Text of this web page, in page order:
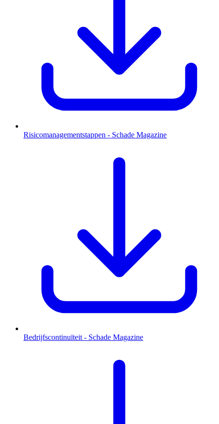
Risicomanagementstappen - Schade Magazine
Bedrijfscontinuïteit - Schade Magazine